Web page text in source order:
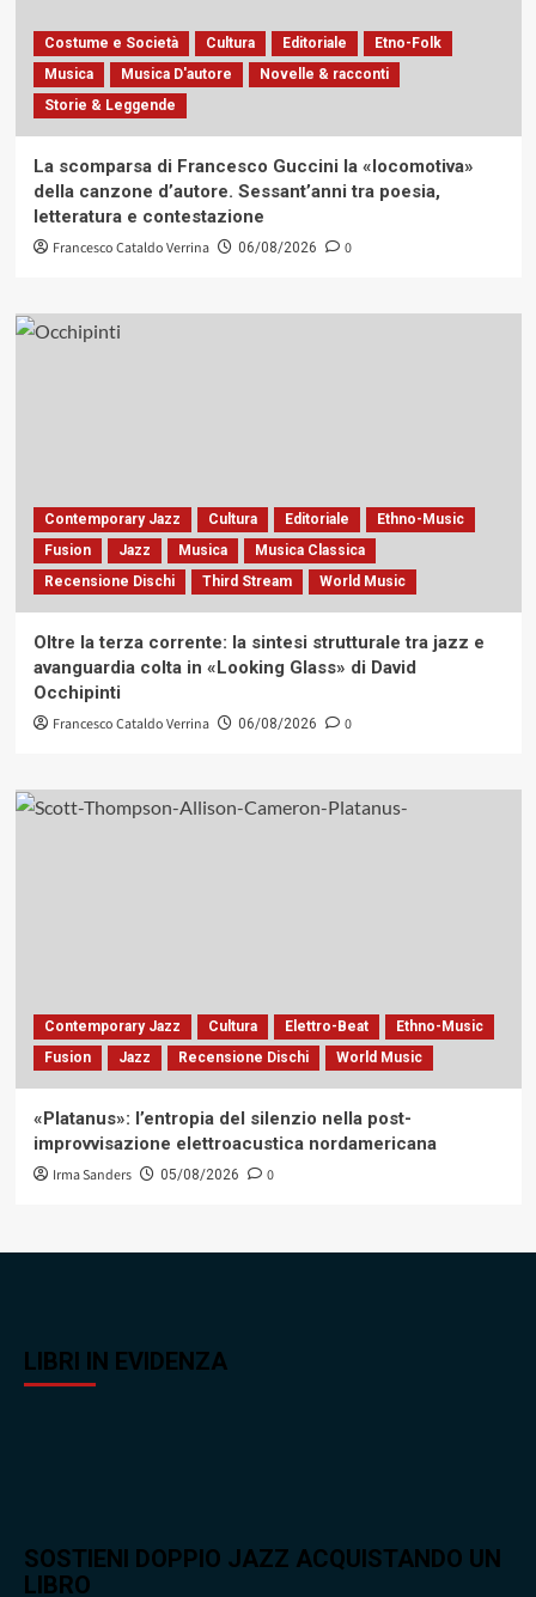
Costume e Società Cultura Editoriale
Etno-Folk
Musica
Musica D'autore
Novelle & racconti
Storie & Leggende
La scomparsa di Francesco Guccini la «locomotiva»
della canzone d’autore. Sessant’anni tra poesia,
letteratura e contestazione
Francesco Cataldo Verrina 06/08/2026 0
Contemporary Jazz Cultura Editoriale
Ethno-Music
Fusion
Jazz Musica
Musica Classica
Recensione Dischi
Third Stream World Music
Oltre la terza corrente: la sintesi strutturale tra jazz e
avanguardia colta in «Looking Glass» di David
Occhipinti
Francesco Cataldo Verrina 06/08/2026 0
Contemporary Jazz Cultura Elettro-Beat
Ethno-Music
Fusion
Jazz Recensione Dischi World Music
«Platanus»: l’entropia del silenzio nella post-
improvvisazione elettroacustica nordamericana
Irma Sanders 05/08/2026 0
LIBRI IN EVIDENZA
SOSTIENI DOPPIO JAZZ ACQUISTANDO UN
LIBRO